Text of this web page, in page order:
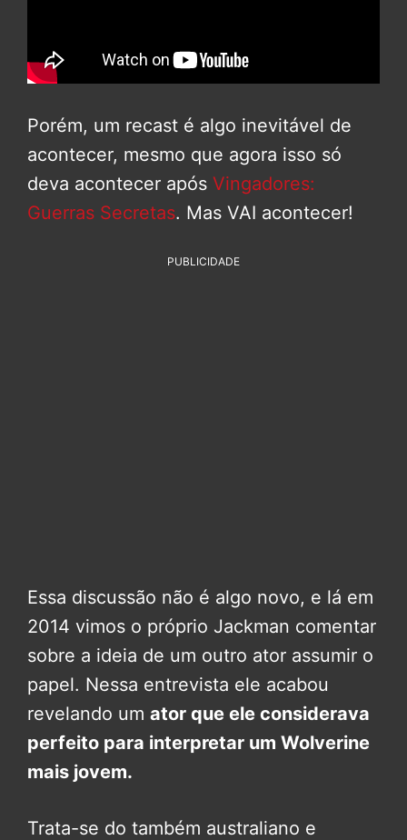
Porém, um recast é algo inevitável de
acontecer, mesmo que agora isso só
deva acontecer após Vingadores:
Guerras Secretas. Mas VAI acontecer!
PUBLICIDADE
Essa discussão não é algo novo, e lá em
2014 vimos o próprio Jackman comentar
sobre a ideia de um outro ator assumir o
papel. Nessa entrevista ele acabou
revelando um ator que ele considerava
perfeito para interpretar um Wolverine
mais jovem.
Trata-se do também australiano e